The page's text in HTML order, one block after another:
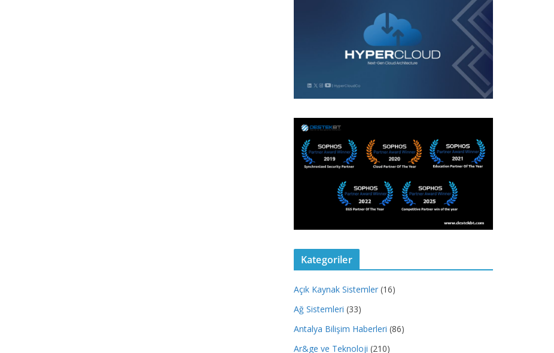
Kategoriler
Açık Kaynak Sistemler (16)
Ağ Sistemleri (33)
Antalya Bilişim Haberleri (86)
Ar&ge ve Teknoloji (210)